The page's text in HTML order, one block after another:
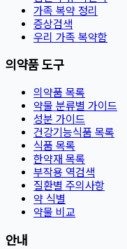
가족 복약 정리
증상검색
우리 가족 복약함
의약품 도구
의약품 목록
약물 분류별 가이드
성분 가이드
건강기능식품 목록
식품 목록
한약재 목록
부작용 역검색
질환별 주의사항
약 식별
약물 비교
안내